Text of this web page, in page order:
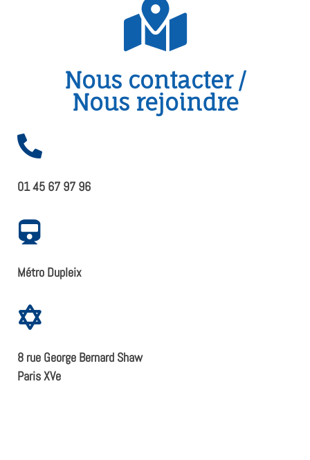
Nous contacter /
Nous rejoindre
01 45 67 97 96
Métro Dupleix
8 rue George Bernard Shaw
Paris XVe